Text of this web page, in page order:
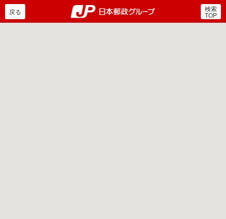
郵便局・日本郵政グルー
戻る 検索
TOP